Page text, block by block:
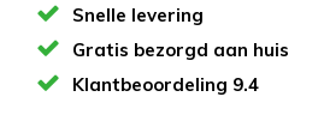
Snelle levering
Gratis bezorgd aan huis
Klantbeoordeling 9.4